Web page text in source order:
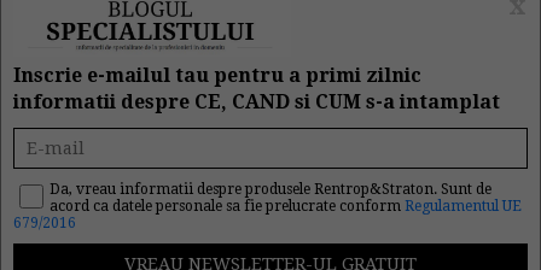
MENIU
Instruirea la locul de
munca
Inscrie e-mailul tau pentru a primi zilnic
informatii despre CE, CAND si CUM s-a intamplat
Da, vreau informatii despre produsele Rentrop&Straton. Sunt de
acord ca datele personale sa fie prelucrate conform Regulamentul UE
679/2016